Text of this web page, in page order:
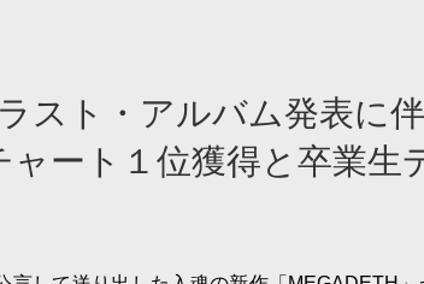
スト・アルバム発表に
ート１位獲得と卒業生